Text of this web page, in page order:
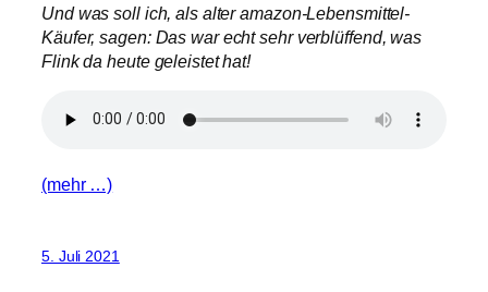
Und was soll ich, als alter amazon-Lebensmittel-
Käufer, sagen: Das war echt sehr verblüffend, was
Flink da heute geleistet hat!
(mehr …)
5. Juli 2021